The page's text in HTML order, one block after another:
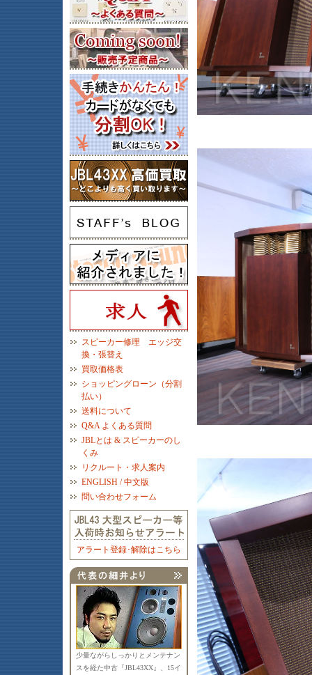
スピーカー修理 エッジ交
換・張替え
買取価格表
ショッピングローン（分割
払い）
送料について
Q&A よくある質問
JBLとは & スピーカーのし
くみ
リクルート・求人案内
ENGLISH / 中文版
問い合わせフォーム
アラート登録･解除はこちら
少量ながらしっかりとメンテナン
スを経た中古『JBL43XX』、15イ